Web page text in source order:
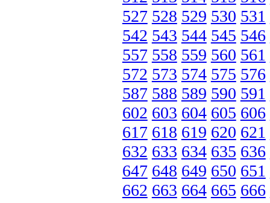
527 528 529 530 531
542 543 544 545 546
557 558 559 560 561
572 573 574 575 576
587 588 589 590 591
602 603 604 605 606
617 618 619 620 621
632 633 634 635 636
647 648 649 650 651
662 663 664 665 666